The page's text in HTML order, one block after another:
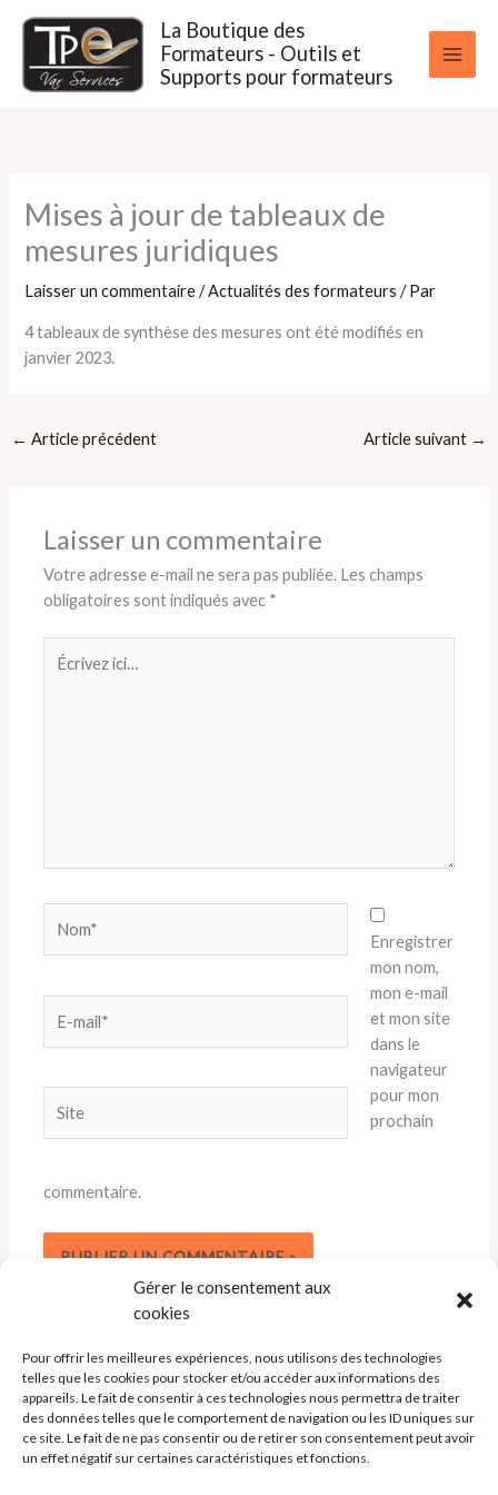
Gérer le consentement aux
cookies
Pour offrir les meilleures expériences, nous utilisons des technologies
telles que les cookies pour stocker et/ou accéder aux informations des
appareils. Le fait de consentir à ces technologies nous permettra de traiter
des données telles que le comportement de navigation ou les ID uniques sur
ce site. Le fait de ne pas consentir ou de retirer son consentement peut avoir
un effet négatif sur certaines caractéristiques et fonctions.
contenu
La Boutique des
Formateurs - Outils et
Supports pour formateurs
Mises à jour de tableaux de
mesures juridiques
Laisser un commentaire /Actualités des formateurs / Par
4 tableaux de synthèse des mesures ont été modifiés en
janvier 2023.
← Article précédent Article suivant →
Laisser un commentaire
Votre adresse e-mail ne sera pas publiée. Les champs
obligatoires sont indiqués avec *
ici…
mail*
Enregistrer
mon nom,
mon e-mail
et mon site
dans le
navigateur
pour mon
prochain
commentaire.